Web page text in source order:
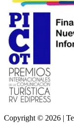
Copyright © 2026 |